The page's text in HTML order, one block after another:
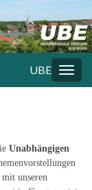
UBE
Unabhängigen
unseren